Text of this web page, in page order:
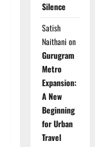
Silence
Satish
Naithani on
Gurugram
Metro
Expansion:
A New
Beginning
for Urban
Travel